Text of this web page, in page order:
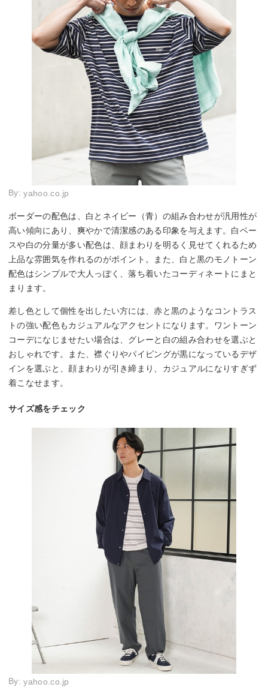
By:yahoo.co.jp
ボーダーの配色は、白とネイビー（青）の組み合わせが汎用性が
高い傾向にあり、爽やかで清潔感のある印象を与えます。白ベー
スや白の分量が多い配色は、顔まわりを明るく見せてくれるため
上品な雰囲気を作れるのがポイント。また、白と黒のモノトーン
配色はシンプルで大人っぽく、落ち着いたコーディネートにまと
まります。
差し色として個性を出したい方には、赤と黒のようなコントラス
トの強い配色もカジュアルなアクセントになります。ワントーン
コーデになじませたい場合は、グレーと白の組み合わせを選ぶと
おしゃれです。また、襟ぐりやパイピングが黒になっているデザ
インを選ぶと、顔まわりが引き締まり、カジュアルになりすぎず
着こなせます。
サイズ感をチェック
By:yahoo.co.jp